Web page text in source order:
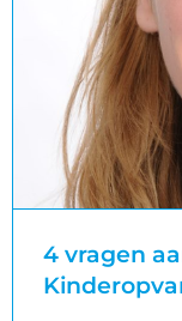
4 vragen